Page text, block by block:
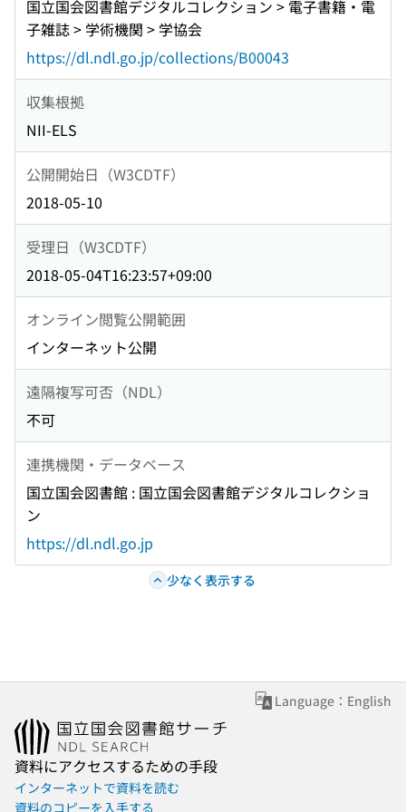
る研究、技術開発の現状と今後の展望,日本作物学会
四国支部会・日本育種学会四国談話会公開シンポジ
ウム要旨) カンキツ新品種の導入とブランド確立のた
めのマルドリ方式の高度利用(近畿中国四国農業研究
センター四国研究センターにおける研究、技術開発
の現状と今後の展望,日本作物学会四国支部会・日本
育種学会四国談話会公開シンポジウム要旨) 普及の現
場から(中扉) カンキツ経営におけるマルドリ方式の導
入状況と普及の展望(普及の現場から) 支部記事 奥付
CONTENTS 裏表紙 CONTENTS
「ミニティアラシリーズ」の育成(香川県農試の育
種、栽培研究の現状,日本作物学会四国支部会・日本
育種学会四国談話会公開シンポジウム要旨) 県オリジ
ナルラナンキュラス「てまりシリーズ」の育成(香川
県農試の育種、栽培研究の現状,日本作物学会四国支
部会・日本育種学会四国談話会公開シンポジウム要
川県農試の育種、栽培研究の現状,日本作物学会四国
要旨) 普及の現場から(中扉) 高温回避"超遅植え栽
培"による米の品質向上 : 七夕米の産出とブランド化
に至るまで(普及の現場から) 支部記事 奥付
CONTENTS 裏表紙 CONTENTS
養分動態(日本作物学会四国支部第48回講演会講演要
旨) 自然農法水田土壌の生物的・化学的特性および水
稲収量特性(日本作物学会四国支部第48回講演会講演
要旨) バイオエタノール蒸留廃液を施用したトウモロ
コシの生育,収量および養分吸収(日本作物学会四国支
部第48回講演会講演要旨) バイオエタノール蒸留廃液
物学会四国支部第48回講演会講演要旨) 栽培環境及び
植物体分析による柑橘水腐れ症発生要因の探索(日本
作物学会四国支部第48回講演会講演要旨) 出穂後の追
肥時期の違いがハトムギの光合成速度および^<13>C-
光合成産物の分配に及ぼす影響(日本作物学会四国支
部第48回講演会講演要旨) 出穂後の追肥時期の違いが
ハトムギの乾物生産および収量に及ぼす影響(日本作
物学会四国支部第48回講演会講演要旨) 日本作物学会
四国支部会・日本育種学会四国談話会公開シンポジ
ウム要旨(中扉) 水稲の高温登熟障害発生予測モデルと
早期警戒システムの構築(温暖化に立ち向かう-高知県
における主要園芸品目への温暖化の影響とその対策
事例-,日本作物学会四国支部会・日本育種学会四国談
話会公開シンポジウム要旨) 高知県における園芸野菜
への温暖化の影響とその対応策(温暖化に立ち向かう-
高知県における主要園芸品目への温暖化の影響とそ
の対策事例-,日本作物学会四国支部会・日本育種学会
四国談話会公開シンポジウム要旨) 高知県における果
樹園芸への温暖化の影響とその対応策(温暖化に立ち
ける花きへの温暖化の影響と今後の方向性(温暖化に
立ち向かう-高知県における主要園芸品目への温暖化
の影響とその対策事例-,日本作物学会四国支部会・日
本育種学会四国談話会公開シンポジウム要旨) 普及の
現場から(中扉) 高知県産米のブランド化成功事例 : 土
佐天空の郷(普及の現場から) 支部記事 奥付
要旨) 着蕾期の低温処理がソバの光合成速度に及ぼす
影響(日本作物学会四国支部第47回講演会講演要旨)
松山市におけるハトムギ3品種の乾物生産特性および
収量 : 2009年と2010年の比較(日本作物学会四国支部
第47回講演会講演要旨) '四国裸110号'の栽培特性(日
本作物学会四国支部第47回講演会講演要旨) 日本作物
学会四国支部会・日本育種学会四国談話会 公開シン
ポジウム 要旨(中扉) ムギ類育種研究の現状(四国地域
におけるムギ類研究の現状と今後の展開,日本作物学
会四国支部会・日本育種学会四国談話会公開シンポ
ジウム要旨) ポストさぬきの夢2000の研究(四国地域
におけるムギ類研究の現状と今後の展開,日本作物学
会四国支部会・日本育種学会四国談話会公開シンポ
ジウム要旨) 瀬戸内地域におけるはだか麦栽培研究の
取り組み(四国地域におけるムギ類研究の現状と今後
の展開,日本作物学会四国支部会・日本育種学会四国
談話会公開シンポジウム要旨) 大麦精麦の現場から(四
国地域におけるムギ類研究の現状と今後の展開,日本
作物学会四国支部会・日本育種学会四国談話会公開
シンポジウム要旨) 味噌製造の現場から(四国地域にお
けるムギ類研究の現状と今後の展開,日本作物学会四
国支部会・日本育種学会四国談話会公開シンポジウ
ム要旨) 棚田の再生 : 棚田保全におけるNPO法人によ
る市民農園型水田の管理(普及の現場から) 支部記事
奥付 CONTENTS 裏表紙 CONTENTS
組について,日本作物学会四国支部会・日本育種学会
四国談話会公開シンポジウム要旨) 管内における稲作
と米需要拡大の取組について(新規需要米の開発と需
要拡大への取組について,日本作物学会四国支部会・
日本育種学会四国談話会公開シンポジウム要旨) 米の
新規需要に関する研究の現況について(新規需要米の
開発と需要拡大への取組について,日本作物学会四国
支部会・日本育種学会四国談話会公開シンポジウム
めざして(普及の現場から) 支部記事 奥付 CONTENTS
裏表紙 CONTENTS
演会講演要旨) 脱塩・乾燥クラゲを利用した水稲栽培
: 米ぬかとの混合施用による雑草抑制・肥料効果(予
報)(日本作物学会四国支部第45回講演会講演要旨) 3種
類の無農薬水田除草を行った水田における水稲生育
および収量(日本作物学会四国支部第45回講演会講演
要旨) 菌根菌接種および植物残渣施用土壌で栽培した
国支部第45回講演会講演要旨) 落ち綿マルチが夏播き
レタスの生育および収量に与える影響(日本作物学会
四国支部第45回講演会講演要旨) 落ち綿マルチを敷設
したレタス栽培における土壌養分動態(日本作物学会
四国支部第45回講演会講演要旨) 有機質肥料を施用し
たトマトハウス栽培における基肥窒素の吸収および
転流(日本作物学会四国支部第45回講演会講演要旨)
日本作物学会四国支部会・日本育種学会四国談話会
公開シンポジウム要旨(中扉) サトイモ「愛媛農試V2
号」の育成と産地振興(四国における地域特産化を目
指した品種育成と栽培技術,日本作物学会四国支部
会・日本育種学会四国談話会公開シンポジウム要旨)
さぬきうどん用小麦の選抜技術について(四国におけ
る地域特産化を目指した品種育成と栽培技術,日本作
物学会四国支部会・日本育種学会四国談話会公開シ
ンポジウム要旨) 中山間地域に適した四季成り性イチ
ゴ新品種「サマーフェアリー」の育成(四国における
地域特産化を目指した品種育成と栽培技術,日本作物
学会四国支部会・日本育種学会四国談話会公開シン
公開シンポジウム要旨) 高温耐性品種「にこまる」の
育成過程と普及(四国における地域特産化を目指した
品種育成と栽培技術,日本作物学会四国支部会・日本
育種学会四国談話会公開シンポジウム要旨) 「南国そ
だち」の普及 : 「南国そだち」研究会の活動より(普
及の現場から) 支部記事 日本作物学会四国支部 会員
支部第44回講演会講演要旨) 布マルチと紙マルチ水稲
直播栽培の比較(日本作物学会四国支部第44回講演会
講演要旨) indica稲の遺伝的背景において1穂穎花数
の構成要素と登熟性に及ぼすUr1遺伝子の作用(日本
作物学会四国支部第44回講演会講演要旨) IR36と水原
258号の遺伝的背景において収量とその関連形質に及
ぼすUr1遺伝子の作用(日本作物学会四国支部第44回
講演会講演要旨) 日本作物学会四国支部会・日本育種
学会四国談話会公開シンポジウム要旨(中扉) 中国四国
地域におけるバイオマス研究の方向(作物生産のバイ
オマス利用を考える,日本作物学会四国支部会・日本
育種学会四国談話会公開シンポジウム要旨) イネのバ
ネ・日本」プロジェクト(作物生産のバイオマス利用
国談話会公開シンポジウム要旨) 普及の現場から(中
扉) 香川県東部における中心的集落営農組織の再編と
地域農業の抱える課題(普及の現場から) 支部記事 日
本作物学会四国支部 会員名簿 奥付 CONTENTS 裏表
紙 CONTENTS
ける収量及び食味特性の日中品種間比較(日本作物学
会四国支部第43回講演会講演要旨) 栽培方法の違いが
多収性水稲の収量構成要素に及ぼす影響(日本作物学
会四国支部第43回講演会講演要旨) 栽植密度及び深層
追肥が中国産多収性インド型水稲品種揚稲4号の収量
に及ぼす影響(日本作物学会四国支部第43回講演会講
演要旨) 緩効性肥料および一般肥料の施用による中国
産水稲品種の収量性の品種間差異(日本作物学会四国
支部第43回講演会講演要旨) 多収な遺伝的背景におい
て稲遺伝子Ur1が収量性に及ぼす作用(日本作物学会
四国支部第43回講演会講演要旨) 不織布マルチングに
よる水稲直播・有機栽培 : 追肥が葉位別光合成速度に
及ぼす影響(日本作物学会四国支部第43回講演会講演
本作物学会四国支部第43回講演会講演要旨) 培土によ
るソバの湿害軽減(日本作物学会四国支部第43回講演
会講演要旨) ウコン属植物の各器官におけるクルクミ
ン類の含量の変化(日本作物学会四国支部第43回講演
会講演要旨) インドネシア国,リアウ州,トゥビンティ
ンギ島における異なる生育ステージの母樹から採集
したサッカー特性に関する研究(日本作物学会四国支
部第43回講演会講演要旨) サゴヤシ(Metroxylon sagu
Rottb.)の樹齢別樹幹密度とデンプン生産性(日本作物
学会四国支部第43回講演会講演要旨) 日本作物学会四
国支部会・日本育種学会四国談話会公開シンポジウ
ム要旨(中扉) 四国の在来植物 : 特に雑穀類,赤カブにつ
会四国支部会・日本育種学会四国談話会公開シンポ
ジウム要旨) 愛媛県産雑穀の食品機能性について(四国
地域における作物資源とその利用,日本作物学会四国
支部会・日本育種学会四国談話会公開シンポジウム
要旨) 普及の現場から(中扉) 西予市宇和町における集
落営農の推進 : 麦・大豆による水田農業の活性化と担
国立国会図書館デジタルコレクション > 電子書籍・電
子雑誌 > 学術機関 > 学協会
https://dl.ndl.go.jp/collections/B00043
収集根拠
NII-ELS
公開開始日（W3CDTF）
2018-05-10
受理日（W3CDTF）
2018-05-04T16:23:57+09:00
オンライン閲覧公開範囲
インターネット公開
遠隔複写可否（NDL）
不可
連携機関・データベース
国立国会図書館 : 国立国会図書館デジタルコレクショ
ン
https://dl.ndl.go.jp
少なく表示する
Language：English
資料にアクセスするための手段
インターネットで資料を読む
資料のコピーを入手する